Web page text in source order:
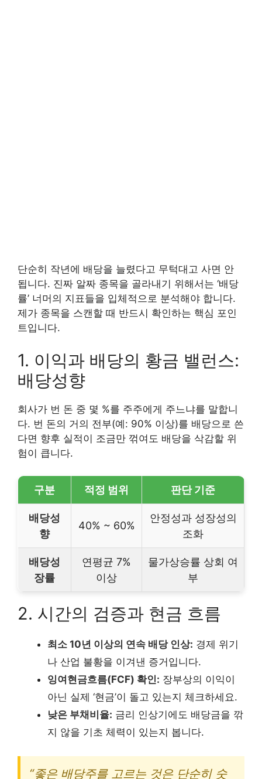
단순히 작년에 배당을 늘렸다고 무턱대고 사면 안
됩니다. 진짜 알짜 종목을 골라내기 위해서는 ‘배당
률’ 너머의 지표들을 입체적으로 분석해야 합니다.
제가 종목을 스캔할 때 반드시 확인하는 핵심 포인
트입니다.
1. 이익과 배당의 황금 밸런스:
배당성향
회사가 번 돈 중 몇 %를 주주에게 주느냐를 말합니
다. 번 돈의 거의 전부(예: 90% 이상)를 배당으로 쓴
다면 향후 실적이 조금만 꺾여도 배당을 삭감할 위
험이 큽니다.
구분 적정 범위 판단 기준
배당성
향
40% ~ 60%
안정성과 성장성의
조화
배당성
장률
연평균 7%
이상
물가상승률 상회 여
부
2. 시간의 검증과 현금 흐름
최소 10년 이상의 연속 배당 인상: 경제 위기
나 산업 불황을 이겨낸 증거입니다.
잉여현금흐름(FCF) 확인: 장부상의 이익이
아닌 실제 ‘현금’이 돌고 있는지 체크하세요.
낮은 부채비율: 금리 인상기에도 배당금을 깎
지 않을 기초 체력이 있는지 봅니다.
“좋은 배당주를 고르는 것은 단순히 숫